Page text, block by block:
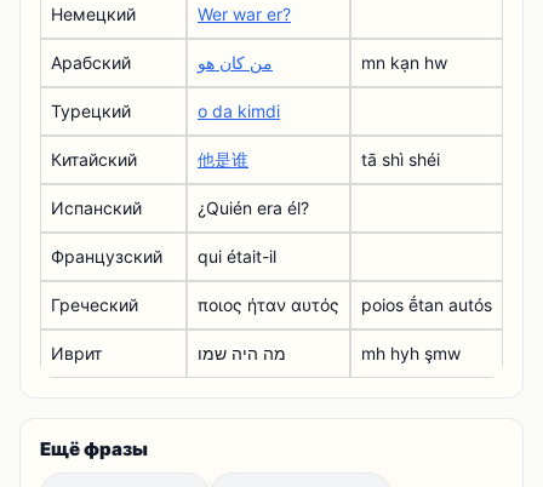
Немецкий Wer war er?
Арабский من كان هو mn kạn hw
Турецкий o da kimdi
Китайский 他是谁 tā shì shéi
Испанский ¿Quién era él?
Французский qui était-il
Греческий ποιος ήταν αυτός poios ḗtan autós
Иврит מה היה שמו mh hyh şmw
Ещё фразы